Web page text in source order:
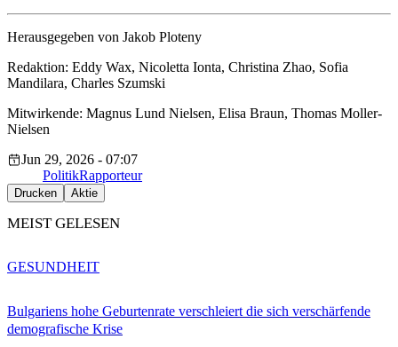
Herausgegeben von Jakob Ploteny
Redaktion: Eddy Wax, Nicoletta Ionta, Christina Zhao, Sofia
Mandilara, Charles Szumski
Mitwirkende: Magnus Lund Nielsen, Elisa Braun, Thomas Moller-
Nielsen
Jun 29, 2026 - 07:07
PolitikRapporteur
Drucken Aktie
MEIST GELESEN
Bulgariens hohe Geburtenrate verschleiert die sich verschärfende
demografische Krise
GESUNDHEIT